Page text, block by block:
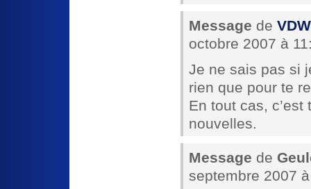
Message de
octobre 2007 à
Je ne sais pas si
rien que pour te
En tout cas, c’est
nouvelles.
Message de
septembre 2007